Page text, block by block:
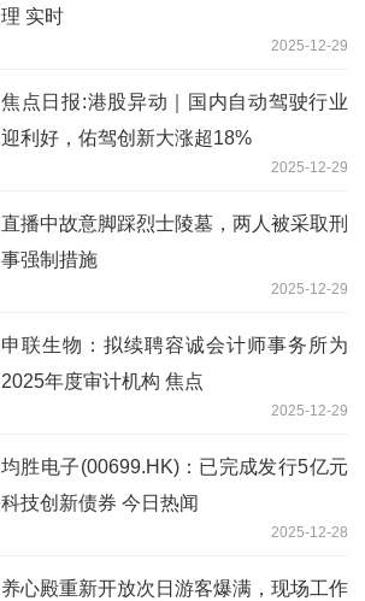
理 实时
2025-12-29
焦点日报:港股异动｜国内自动驾驶行业
迎利好，佑驾创新大涨超18%
2025-12-29
直播中故意脚踩烈士陵墓，两人被采取刑
事强制措施
2025-12-29
申联生物：拟续聘容诚会计师事务所为
2025年度审计机构 焦点
2025-12-29
均胜电子(00699.HK)：已完成发行5亿元
科技创新债券 今日热闻
2025-12-28
养心殿重新开放次日游客爆满，现场工作